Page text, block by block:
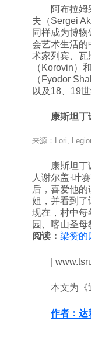
阿布拉
夫（Sergei
同样成为博
会艺术生活的
术家列宾、瓦
（Korovin）
（Fyodor
以及18、19
康斯坦
来源：Lori,
康斯坦
人谢尔盖·叶
后，喜爱他
姐，并看到了
现在，村中每
园、喀山圣母
阅读： 梁赞的
|
本文为《
作者：达